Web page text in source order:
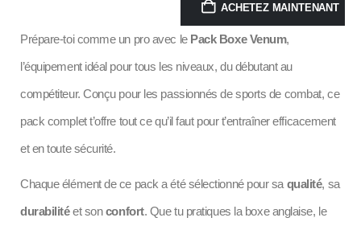
ACHETEZ MAINTENANT
Prépare-toi comme un pro avec le Pack Boxe Venum,
l’équipement idéal pour tous les niveaux, du débutant au
compétiteur. Conçu pour les passionnés de sports de combat, ce
pack complet t’offre tout ce qu’il faut pour t’entraîner efficacement
et en toute sécurité.
Chaque élément de ce pack a été sélectionné pour sa qualité, sa
durabilitéet sonconfort. Que tu pratiques la boxe anglaise, le